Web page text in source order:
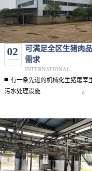
02
可满足全区生猪肉
需求
INTERNATIONAL
有一条先进的机械化生猪屠宰
污水处理设施